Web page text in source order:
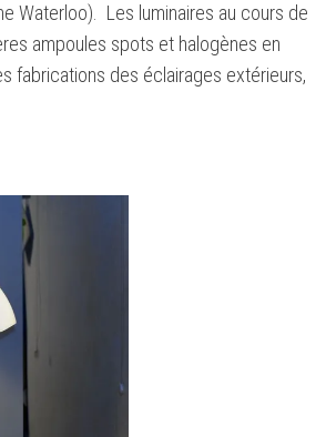
Waterloo). Les luminaires au cours de
ampoules spots et halogènes en
fabrications des éclairages extérieurs,